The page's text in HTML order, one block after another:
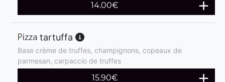
14.00€
tartuffa
Base crème de truffes, champignons, copeaux de
parmesan, carpaccio de truffes
15.90€